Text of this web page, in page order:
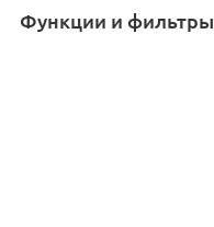
Функции и фильтры